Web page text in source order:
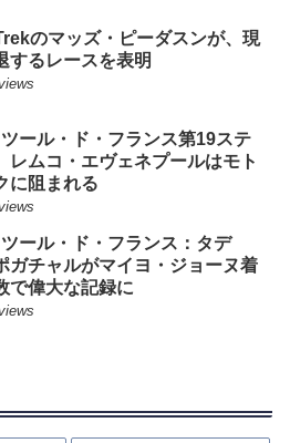
のマッズ・ピーダスンが、現
するレースを表明
ール・ド・フランス第19ステ
ムコ・エヴェネプールはモト
に阻まれる
ール・ド・フランス：タデ
ガチャルがマイヨ・ジョーヌ着
で偉大な記録に